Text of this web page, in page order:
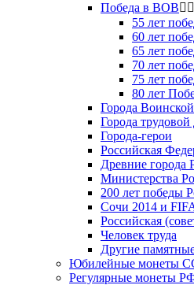
Победа в ВОВ 
55 лет
60 лет
65 лет
70 лет
75 лет
80 лет
Города
Города трудовой
Города-герои
Российская
Древние города
Министерства
200 лет победы
Сочи 2014 и
Российская
Человек труда
Другие
Юбилейные монеты
Регулярные монеты